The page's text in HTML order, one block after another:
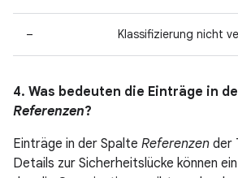
– Klassifizierung nicht
4. Was bedeuten die Einträge in
Referenzen?
Einträge in der Spalte Referenzen der
Details zur Sicherheitslücke können